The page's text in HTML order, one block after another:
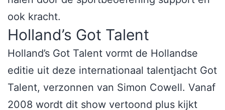
ook kracht.
Holland’s Got Talent
Holland’s Got Talent vormt de Hollandse
editie uit deze internationaal talentjacht Got
Talent, verzonnen van Simon Cowell. Vanaf
2008 wordt dit show vertoond plus kijkt